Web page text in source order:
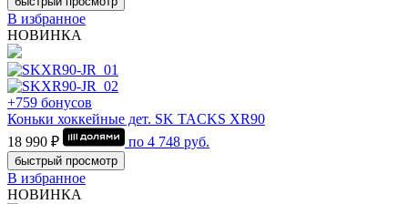
В избранное
НОВИНКА
+759 бонусов
Коньки хоккейные дет. SK TACKS XR90
18 990 ₽
по 4 748 руб.
быстрый просмотр
В избранное
НОВИНКА